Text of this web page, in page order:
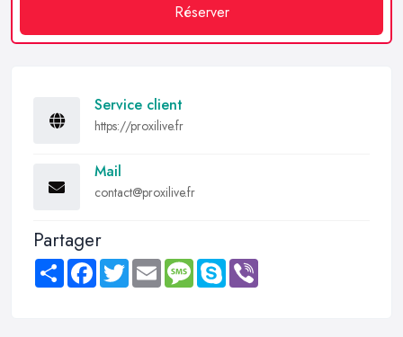
Réserver
Service client
https://proxilive.fr
Mail
contact@proxilive.fr
Partager
Share FacebookTwitter Email MessageSkype